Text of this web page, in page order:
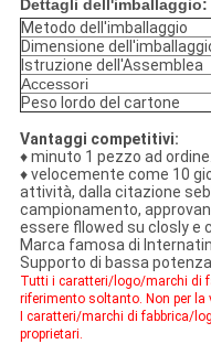
Dettagli dell'imballaggio:
Metodo dell'imballaggio
Dimensione
Istruzione dell'Assemblea
Accessori
Peso lordo del cartone
Vantaggi competitivi:
♦minuto 1 pezzo ad ordine.
♦velocemente come 10
attività, dalla citazione
campionamento,
essere fllowed su closly e
Marca famosa di
Supporto di bassa
Tutti i caratteri/logo/marchi di
riferimento soltanto. Non per la
I caratteri/marchi di fabbrica/
proprietari.